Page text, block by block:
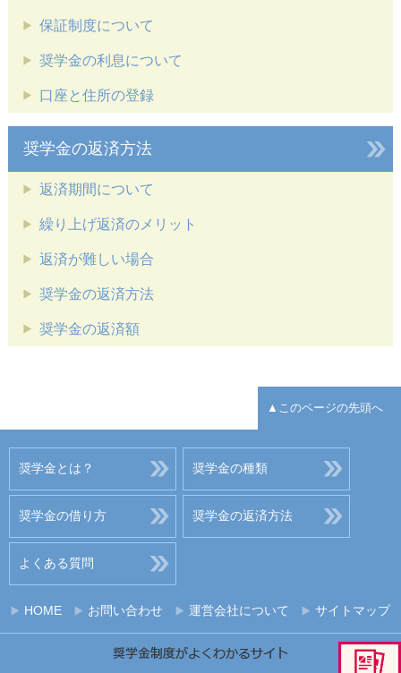
保証制度について
奨学金の利息について
口座と住所の登録
奨学金の返済方法
返済期間について
繰り上げ返済のメリット
返済が難しい場合
奨学金の返済方法
奨学金の返済額
▲このページの先頭へ
奨学金とは？ 奨学金の種類
奨学金の借り方 奨学金の返済方法
よくある質問
HOME お問い合わせ 運営会社について サイトマップ